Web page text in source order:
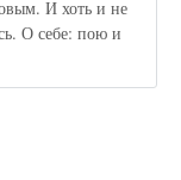
И хоть и не
О себе: пою и